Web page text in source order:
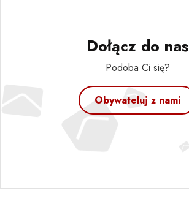
Dołącz do nas
Podoba Ci się?
Obywateluj z nami